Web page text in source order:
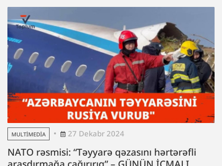
MULTIMEDIA 27 Dekabr 2024
NATO rəsmisi: “Təyyarə qəzasını hərtərəfli